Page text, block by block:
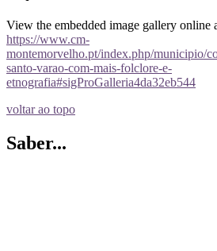
View the embedded image gallery online
https://www.cm-
montemorvelho.pt/index.php/municipio/
santo-varao-com-mais-folclore-e-
etnografia#sigProGalleria4da32eb544
voltar ao topo
Saber...